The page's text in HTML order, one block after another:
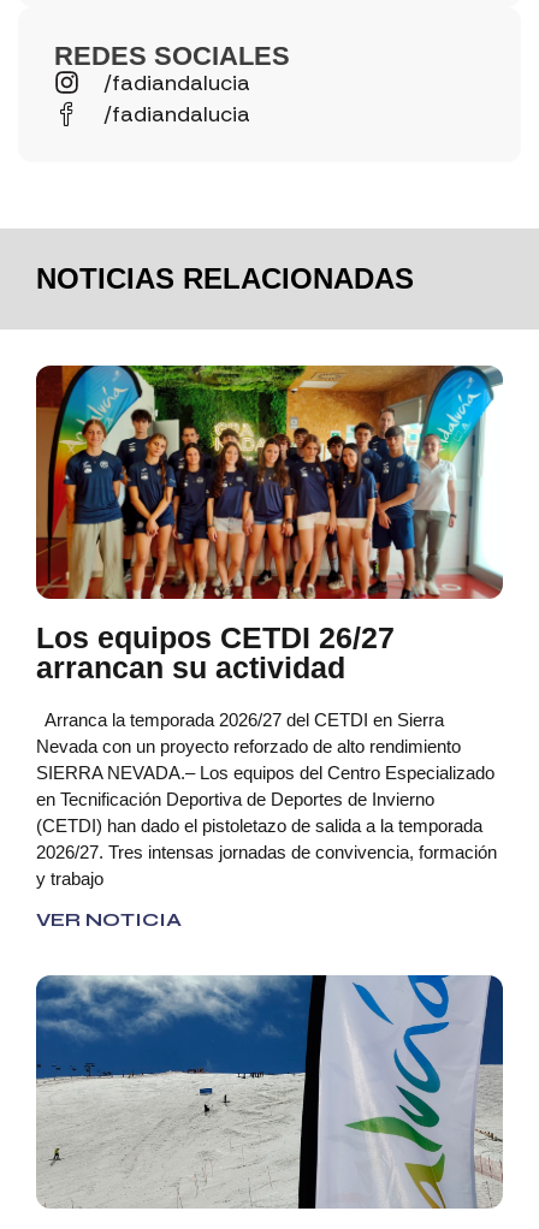
REDES SOCIALES
/fadiandalucia
/fadiandalucia
NOTICIAS RELACIONADAS
Los equipos CETDI 26/27
arrancan su actividad
Arranca la temporada 2026/27 del CETDI en Sierra
Nevada con un proyecto reforzado de alto rendimiento
SIERRA NEVADA.– Los equipos del Centro Especializado
en Tecnificación Deportiva de Deportes de Invierno
(CETDI) han dado el pistoletazo de salida a la temporada
2026/27. Tres intensas jornadas de convivencia, formación
y trabajo
VER NOTICIA